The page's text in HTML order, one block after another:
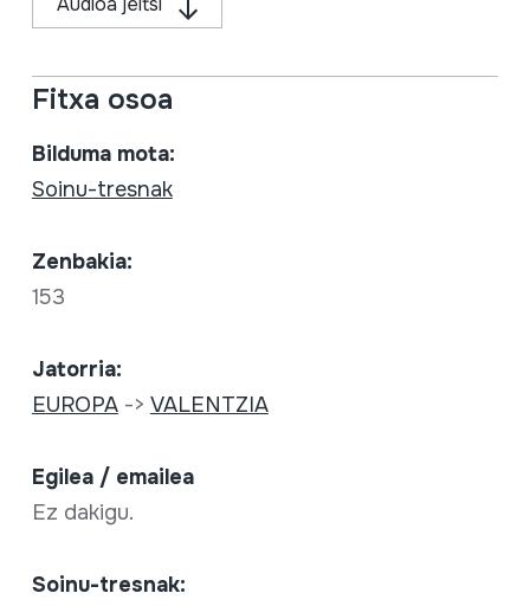
Fitxa osoa
Bilduma mota:
Soinu-tresnak
Zenbakia:
153
Jatorria:
EUROPA-> VALENTZIA
Egilea / emailea
Ez dakigu.
Soinu-tresnak: